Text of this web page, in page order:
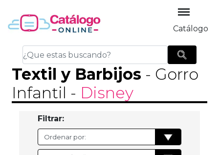
Catálogo
Textil y Barbijos - Gorro
Infantil - Disney
Filtrar: